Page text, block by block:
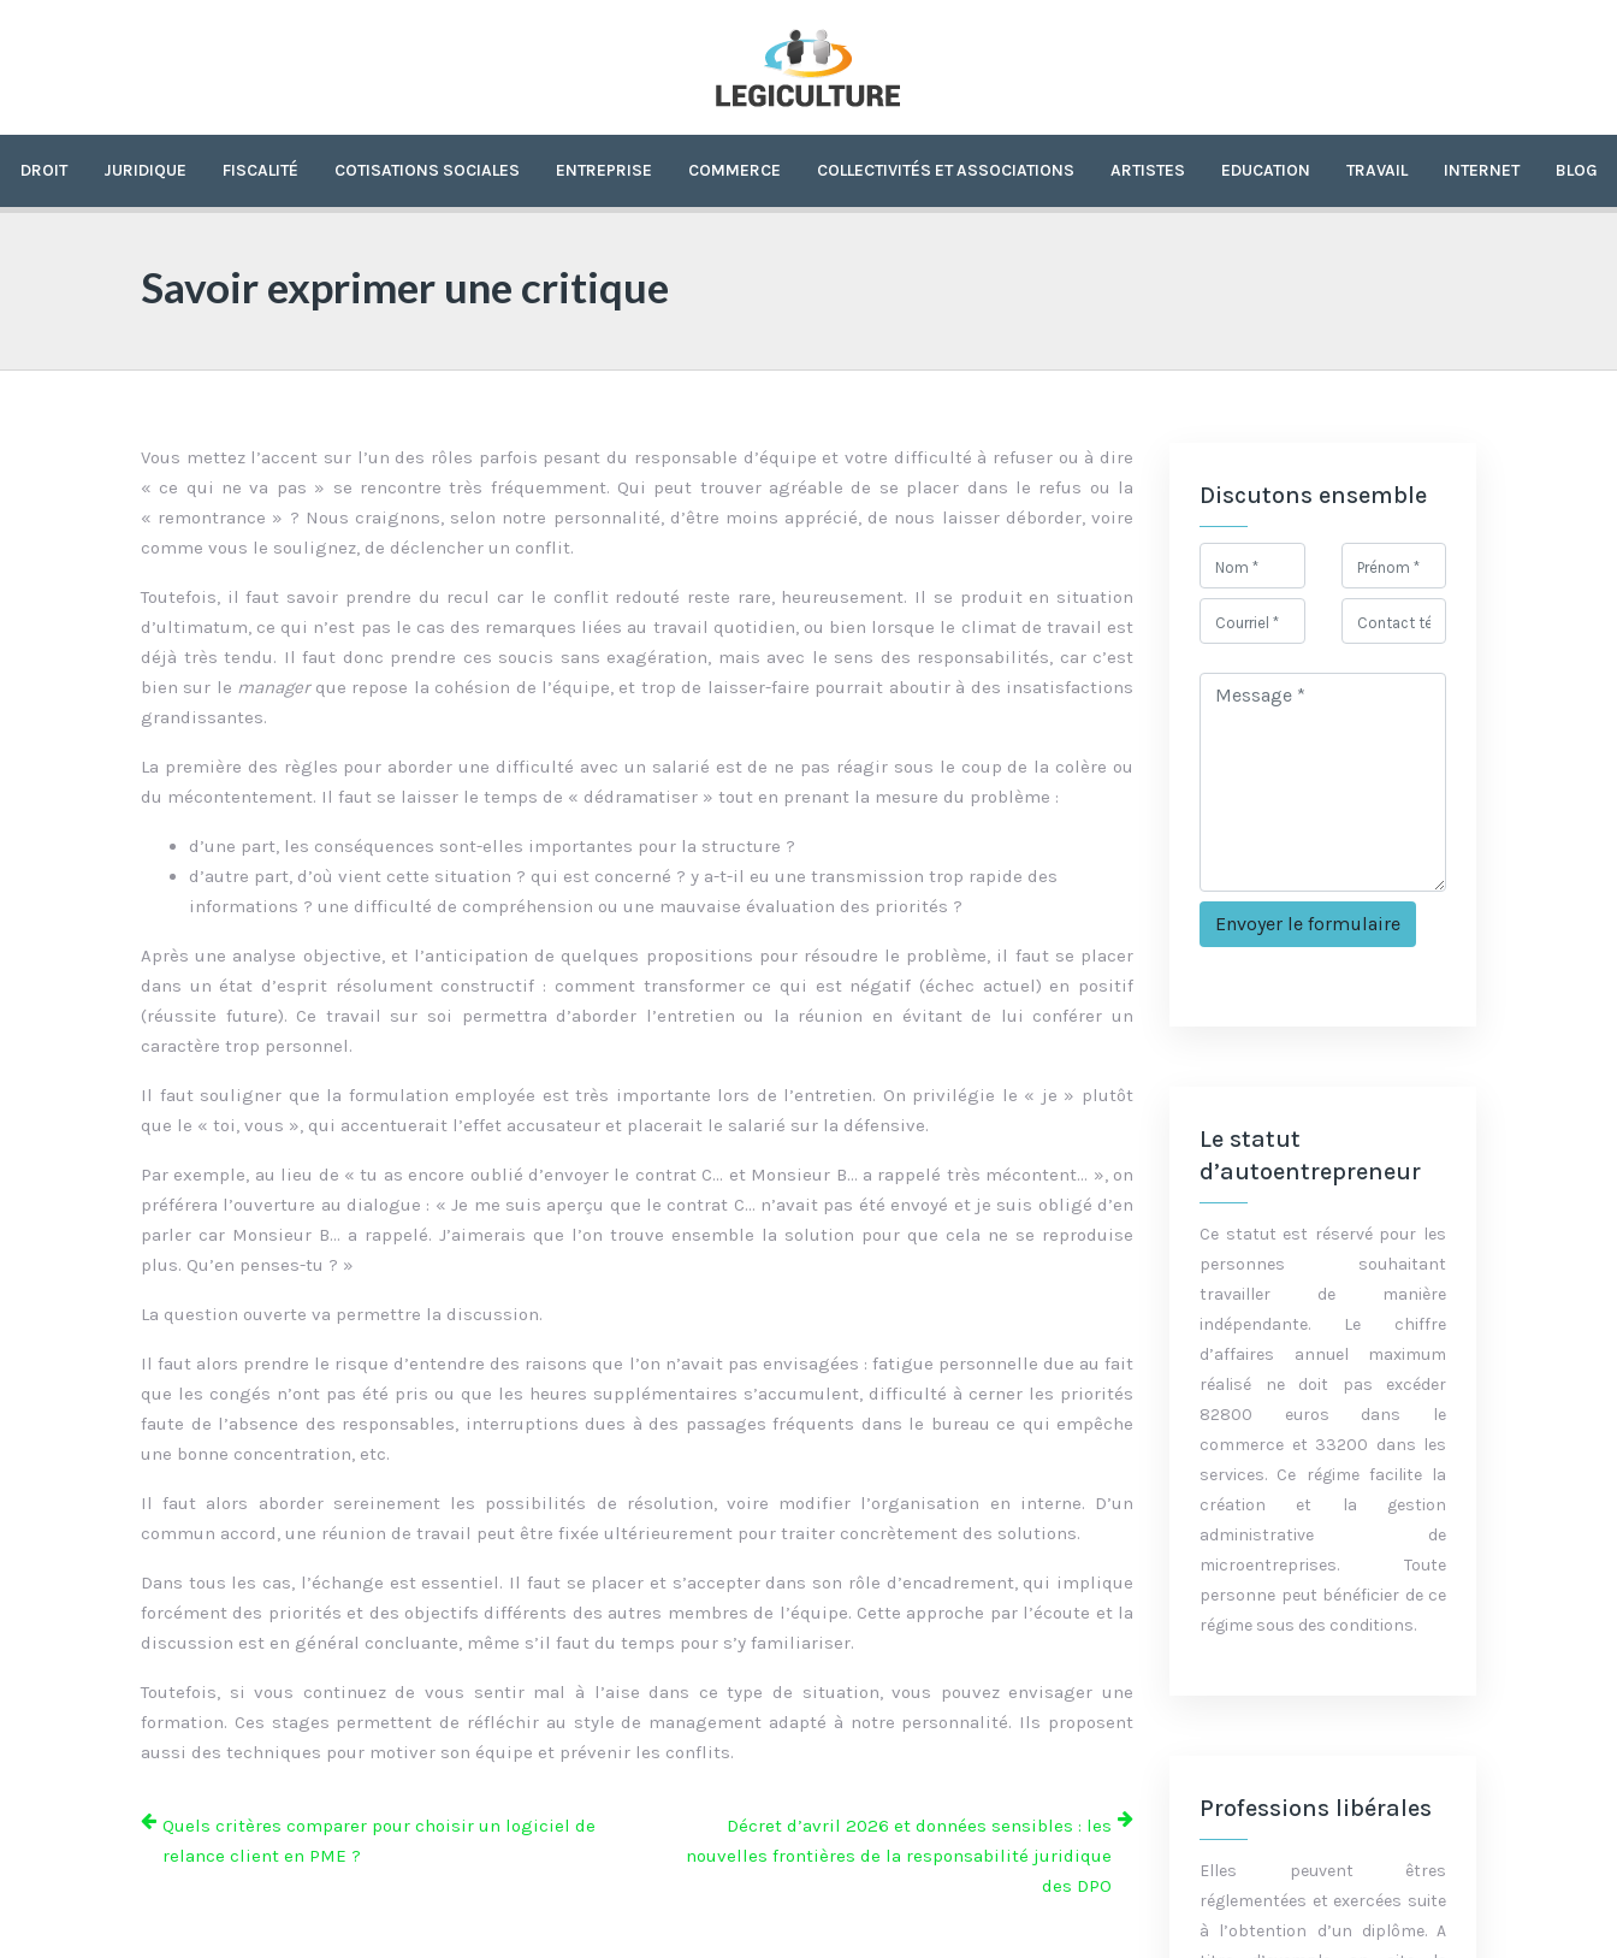
DROIT JURIDIQUE FISCALITÉ COTISATIONS SOCIALES ENTREPRISE COMMERCE COLLECTIVITÉS ET ASSOCIATIONS ARTISTES EDUCATION TRAVAIL INTERNET BLOG
Savoir exprimer une critique
Vous mettez l’accent sur l’un des rôles parfois pesant du responsable d’équipe et votre difficulté à refuser ou à dire
« ce qui ne va pas » se rencontre très fréquemment. Qui peut trouver agréable de se placer dans le refus ou la
« remontrance » ? Nous craignons, selon notre personnalité, d’être moins apprécié, de nous laisser déborder, voire
comme vous le soulignez, de déclencher un conflit.
Toutefois, il faut savoir prendre du recul car le conflit redouté reste rare, heureusement. Il se produit en situation
d’ultimatum, ce qui n’est pas le cas des remarques liées au travail quotidien, ou bien lorsque le climat de travail est
déjà très tendu. Il faut donc prendre ces soucis sans exagération, mais avec le sens des responsabilités, car c’est
bien sur le managerque repose la cohésion de l’équipe, et trop de laisser-faire pourrait aboutir à des insatisfactions
grandissantes.
La première des règles pour aborder une difficulté avec un salarié est de ne pas réagir sous le coup de la colère ou
du mécontentement. Il faut se laisser le temps de « dédramatiser » tout en prenant la mesure du problème :
d’une part, les conséquences sont-elles importantes pour la structure ?
d’autre part, d’où vient cette situation ? qui est concerné ? y a-t-il eu une transmission trop rapide des
informations ? une difficulté de compréhension ou une mauvaise évaluation des priorités ?
Après une analyse objective, et l’anticipation de quelques propositions pour résoudre le problème, il faut se placer
dans un état d’esprit résolument constructif : comment transformer ce qui est négatif (échec actuel) en positif
(réussite future). Ce travail sur soi permettra d’aborder l’entretien ou la réunion en évitant de lui conférer un
caractère trop personnel.
Il faut souligner que la formulation employée est très importante lors de l’entretien. On privilégie le « je » plutôt
que le « toi, vous », qui accentuerait l’effet accusateur et placerait le salarié sur la défensive.
Par exemple, au lieu de « tu as encore oublié d’envoyer le contrat C… et Monsieur B… a rappelé très mécontent… », on
préférera l’ouverture au dialogue : « Je me suis aperçu que le contrat C… n’avait pas été envoyé et je suis obligé d’en
parler car Monsieur B… a rappelé. J’aimerais que l’on trouve ensemble la solution pour que cela ne se reproduise
plus. Qu’en penses-tu ? »
La question ouverte va permettre la discussion.
Il faut alors prendre le risque d’entendre des raisons que l’on n’avait pas envisagées : fatigue personnelle due au fait
que les congés n’ont pas été pris ou que les heures supplémentaires s’accumulent, difficulté à cerner les priorités
faute de l’absence des responsables, interruptions dues à des passages fréquents dans le bureau ce qui empêche
une bonne concentration, etc.
Il faut alors aborder sereinement les possibilités de résolution, voire modifier l’organisation en interne. D’un
commun accord, une réunion de travail peut être fixée ultérieurement pour traiter concrètement des solutions.
Dans tous les cas, l’échange est essentiel. Il faut se placer et s’accepter dans son rôle d’encadrement, qui implique
forcément des priorités et des objectifs différents des autres membres de l’équipe. Cette approche par l’écoute et la
discussion est en général concluante, même s’il faut du temps pour s’y familiariser.
Toutefois, si vous continuez de vous sentir mal à l’aise dans ce type de situation, vous pouvez envisager une
formation. Ces stages permettent de réfléchir au style de management adapté à notre personnalité. Ils proposent
aussi des techniques pour motiver son équipe et prévenir les conflits.
Quels critères comparer pour choisir un logiciel de
relance client en PME ?
Décret d’avril 2026 et données sensibles : les
nouvelles frontières de la responsabilité juridique
des DPO
Discutons ensemble
Le statut
d’autoentrepreneur
Ce statut est réservé pour les
personnes souhaitant
travailler de manière
indépendante. Le chiffre
d’affaires annuel maximum
réalisé ne doit pas excéder
82800 euros dans le
commerce et 33200 dans les
services. Ce régime facilite la
création et la gestion
administrative de
microentreprises. Toute
personne peut bénéficier de ce
régime sous des conditions.
Professions libérales
Elles peuvent êtres
réglementées et exercées suite
à l’obtention d’un diplôme. A